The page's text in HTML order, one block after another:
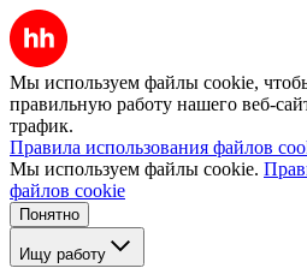
Мы используем файлы cookie,
правильную работу нашего веб-
трафик.
Правила использования файлов
Мы используем файлы cookie.
файлов cookie
Понятно
Ищу работу